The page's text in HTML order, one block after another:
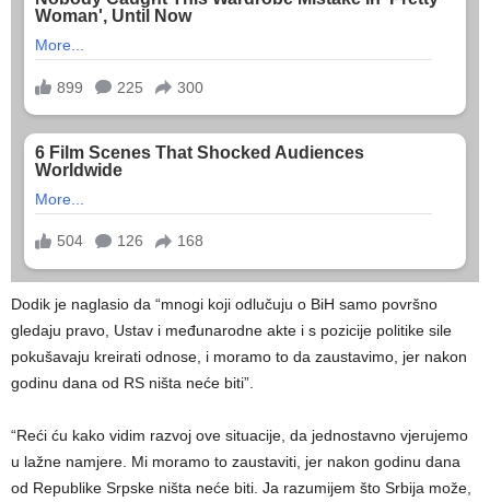
Dodik je naglasio da “mnogi koji odlučuju o BiH samo površno
gledaju pravo, Ustav i međunarodne akte i s pozicije politike sile
pokušavaju kreirati odnose, i moramo to da zaustavimo, jer nakon
godinu dana od RS ništa neće biti”.
“Reći ću kako vidim razvoj ove situacije, da jednostavno vjerujemo
u lažne namjere. Mi moramo to zaustaviti, jer nakon godinu dana
od Republike Srpske ništa neće biti. Ja razumijem što Srbija može,